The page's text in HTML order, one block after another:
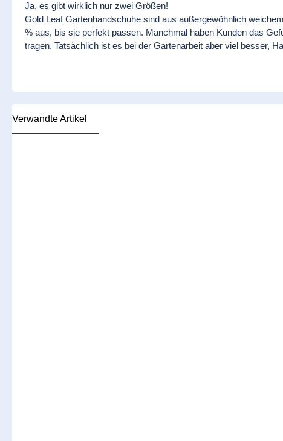
Ja, es gibt wirklich nur zwei Größen!
Gold Leaf Gartenhandschuhe sind aus außergewöhnlich
% aus, bis sie perfekt passen. Manchmal haben Kunden das
tragen. Tatsächlich ist es bei der Gartenarbeit aber viel besser,
Verwandte Artikel